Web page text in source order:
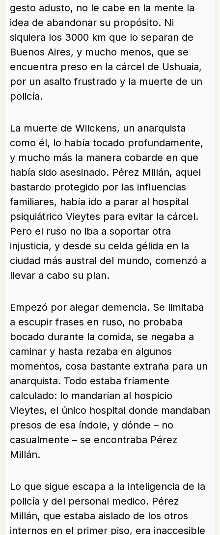
gesto adusto, no le cabe en la mente la
idea de abandonar su propósito. Ni
siquiera los 3000 km que lo separan de
Buenos Aires, y mucho menos, que se
encuentra preso en la cárcel de Ushuaia,
por un asalto frustrado y la muerte de un
policía.
La muerte de Wilckens, un anarquista
como él, lo había tocado profundamente,
y mucho más la manera cobarde en que
había sido asesinado. Pérez Millán, aquel
bastardo protegido por las influencias
familiares, había ido a parar al hospital
psiquiátrico Vieytes para evitar la cárcel.
Pero el ruso no iba a soportar otra
injusticia, y desde su celda gélida en la
ciudad más austral del mundo, comenzó a
llevar a cabo su plan.
Empezó por alegar demencia. Se limitaba
a escupir frases en ruso, no probaba
bocado durante la comida, se negaba a
caminar y hasta rezaba en algunos
momentos, cosa bastante extraña para un
anarquista. Todo estaba fríamente
calculado: lo mandarían al hospicio
Vieytes, el único hospital donde mandaban
presos de esa índole, y dónde – no
casualmente – se encontraba Pérez
Millán.
Lo que sigue escapa a la inteligencia de la
policía y del personal medico. Pérez
Millán, que estaba aislado de los otros
internos en el primer piso, era inaccesible